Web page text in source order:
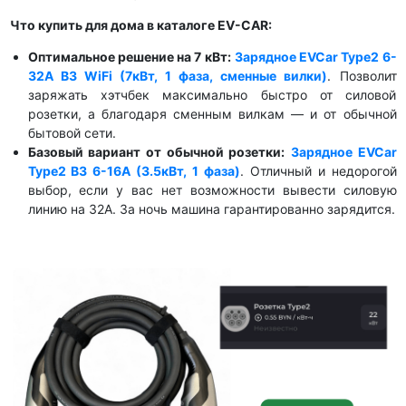
Что купить для дома в каталоге EV-CAR:
Оптимальное решение на 7 кВт: Зарядное EVCar Type2 6-
32A B3 WiFi (7кВт, 1 фаза, сменные вилки). Позволит
заряжать хэтчбек максимально быстро от силовой
розетки, а благодаря сменным вилкам — и от обычной
бытовой сети.
Базовый вариант от обычной розетки: Зарядное EVCar
Type2 B3 6-16A (3.5кВт, 1 фаза). Отличный и недорогой
выбор, если у вас нет возможности вывести силовую
линию на 32А. За ночь машина гарантированно зарядится.